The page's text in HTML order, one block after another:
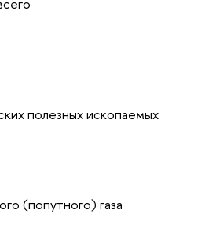
полезных ископаемых
(попутного) газа